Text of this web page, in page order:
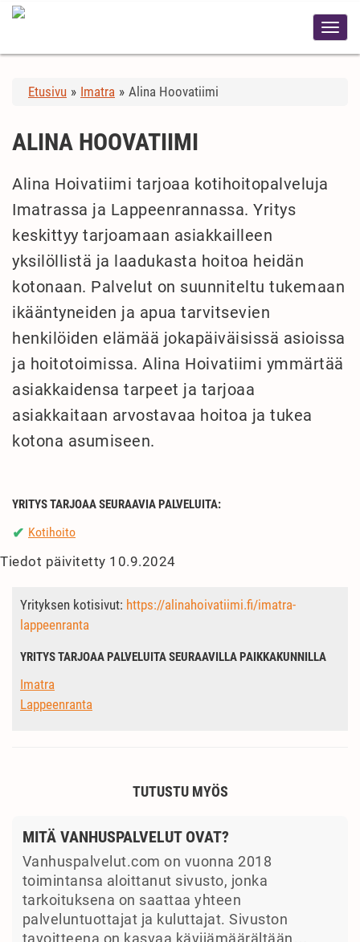
Etusivu » Imatra » Alina Hoovatiimi
ALINA HOOVATIIMI
Alina Hoivatiimi tarjoaa kotihoitopalveluja
Imatrassa ja Lappeenrannassa. Yritys
keskittyy tarjoamaan asiakkailleen
yksilöllistä ja laadukasta hoitoa heidän
kotonaan. Palvelut on suunniteltu tukemaan
ikääntyneiden ja apua tarvitsevien
henkilöiden elämää jokapäiväisissä asioissa
ja hoitotoimissa. Alina Hoivatiimi ymmärtää
asiakkaidensa tarpeet ja tarjoaa
asiakkaitaan arvostavaa hoitoa ja tukea
kotona asumiseen.
YRITYS TARJOAA SEURAAVIA PALVELUITA:
✔ Kotihoito
Tiedot päivitetty 10.9.2024
Yrityksen kotisivut: https://alinahoivatiimi.fi/imatra-
lappeenranta
YRITYS TARJOAA PALVELUITA SEURAAVILLA PAIKKAKUNNILLA
Imatra
Lappeenranta
TUTUSTU MYÖS
MITÄ VANHUSPALVELUT OVAT?
Vanhuspalvelut.com on vuonna 2018
toimintansa aloittanut sivusto, jonka
tarkoituksena on saattaa yhteen
palveluntuottajat ja kuluttajat. Sivuston
tavoitteena on kasvaa kävijämäärältään…